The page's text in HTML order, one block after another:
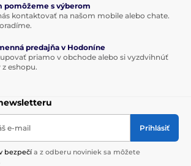
pomôžeme s výberom
kontaktovať na našom mobile alebo chate.
predajňa v Hodoníne
priamo v obchode alebo si vyzdvihnúť
eshopu.
e-mail Prihlásiť
bezpečí a z odberu noviniek sa môžete